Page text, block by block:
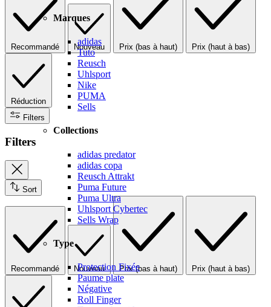
Marques
adidas
Tuto
Reusch
Uhlsport
Nike
PUMA
Sells
Collections
adidas predator
adidas copa
Reusch Attrakt
Puma Future
Puma Ultra
Uhlsport Cybertec
Sells Wrap
Type
Protection Fixée
Paume plate
Négative
Roll Finger
Recommandé Nouveau Prix (bas à haut) Prix (haut à bas)
Réduction
Filters
Filters
Sort
Recommandé Nouveau Prix (bas à haut) Prix (haut à bas)